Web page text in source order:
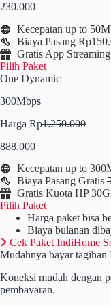
230.000
Kecepatan up to
Biaya Pasang
Gratis App Streaming
Pilih Paket
One Dynamic
300Mbps
Harga Rp1.250.000
888.000
Kecepatan up to
Biaya Pasang Gratis
Gratis Kuota HP
Pilih Paket
Harga paket bisa
Biaya bulanan
Cek Paket IndiHome
Mudahnya bayar
Koneksi mudah dengan
pembayaran.